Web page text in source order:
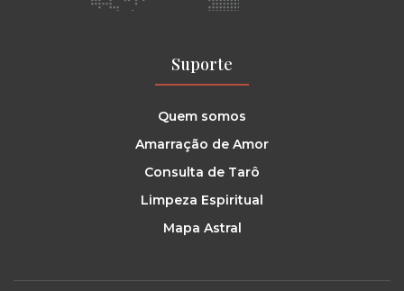
Suporte
Quem somos
Amarração de Amor
Consulta de Tarô
Limpeza Espiritual
Mapa Astral